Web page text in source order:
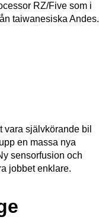
RZ/Five som i
taiwanesiska Andes.
vara självkörande bil
en massa nya
sensorfusion och
jobbet enklare.